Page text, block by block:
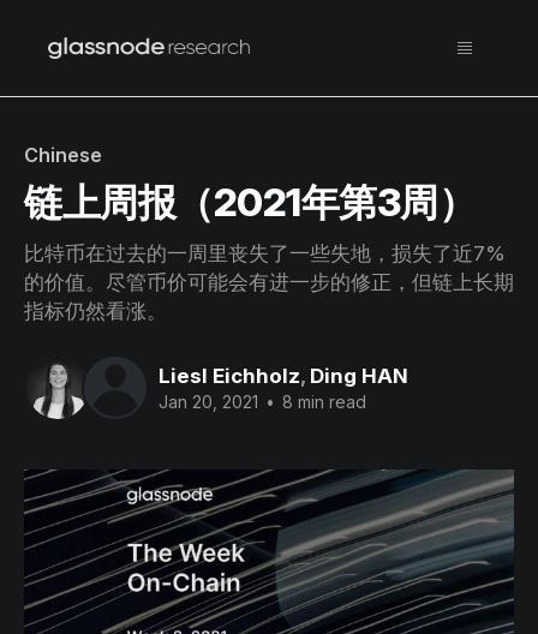
Chinese
链上周报（2021年第3周）
比特币在过去的一周里丧失了一些失地，损失了近7%
的价值。尽管币价可能会有进一步的修正，但链上长期
指标仍然看涨。
Liesl Eichholz, Ding HAN
Jan 20, 2021 • 8 min read